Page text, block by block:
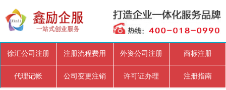
徐汇公司注册 注册流程费用 外资公司注册 商标注册
代理记帐 公司变更注销 许可证办理 注册指南